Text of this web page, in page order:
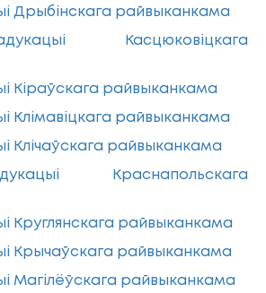
Дрыбінскага райвыканкама
Касцюковіцкага
Кіраўскага райвыканкама
Клімавіцкага райвыканкама
Клічаўскага райвыканкама
Краснапольскага
Круглянскага райвыканкама
Крычаўскага райвыканкама
Магілёўскага райвыканкама